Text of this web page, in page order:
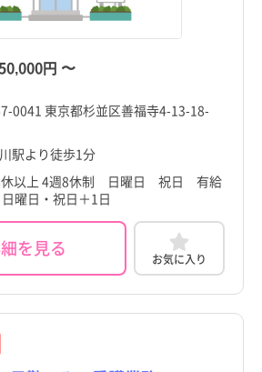
て
り）
）
イト（夜勤あり）
円 〜
0041 東京都杉並区善福寺4-13-18-
駅より徒歩1分
休以上 4週8休制 日曜日 祝日 有給
曜日・祝日＋1日
を見る お気に入り
て
り）
）
イト（夜勤あり）